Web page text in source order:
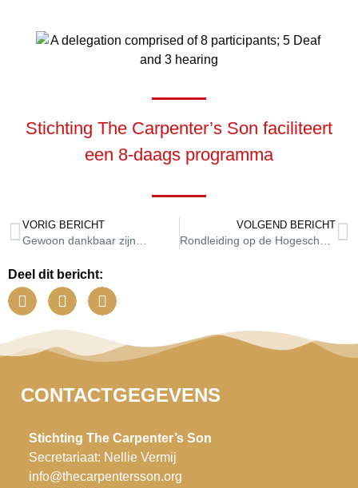
Stichting The Carpenter’s Son faciliteert
een 8-daags programma
VORIG BERICHT
Gewoon dankbaar zijn…
VOLGEND BERICHT
Deel dit bericht:
CONTACTGEGEVENS
Stichting The Carpenter’s Son
Secretariaat: Nellie Vermij
info@thecarpentersson.org